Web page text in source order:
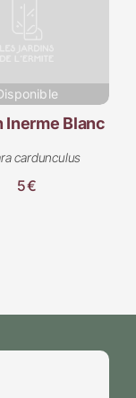
Inerme Blanc
cardunculus
5€